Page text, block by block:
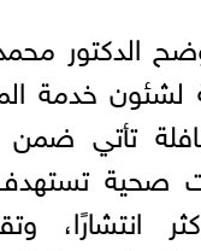
الدكتور
لشئون خدمة
تأتي
صحية
انتشارًا،